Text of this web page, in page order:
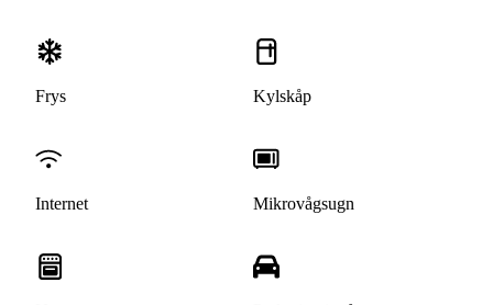
Frys Kylskåp
Internet Mikrovågsugn